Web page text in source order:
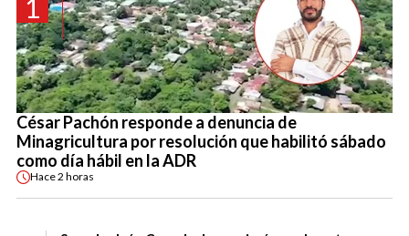
1
César Pachón responde a denuncia de
Minagricultura por resolución que habilitó sábado
como día hábil en la ADR
Hace2 horas